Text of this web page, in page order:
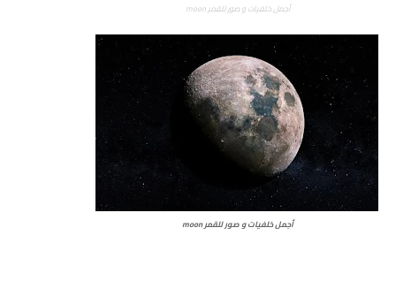
أجمل خلفيات و صور للقمر moon
أجمل خلفيات و صور للقمر moon